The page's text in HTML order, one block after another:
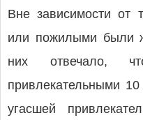
Вне зависимости от
или пожилыми были
них отвечало,
привлекательными
угасшей